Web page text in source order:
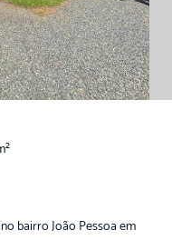
bairro João Pessoa em